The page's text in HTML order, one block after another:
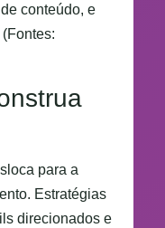
conteúdo, e
para a
Estratégias
direcionados e